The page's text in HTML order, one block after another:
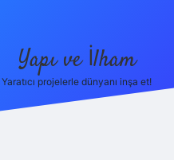
Yapı ve İlham
Yaratıcı projelerle dünyanı inşa et!